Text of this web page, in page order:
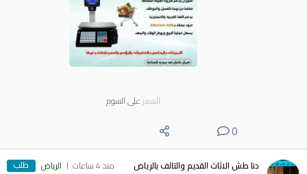
السعر على السوم
0
دنا طش الاثاث القديم والتالف بالرياض منذ 4 ساعات الرياض طلب